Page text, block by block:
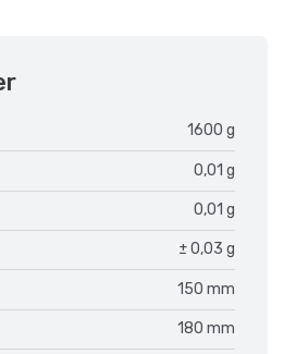
1600 g
0,01 g
0,01 g
± 0,03 g
150 mm
180 mm